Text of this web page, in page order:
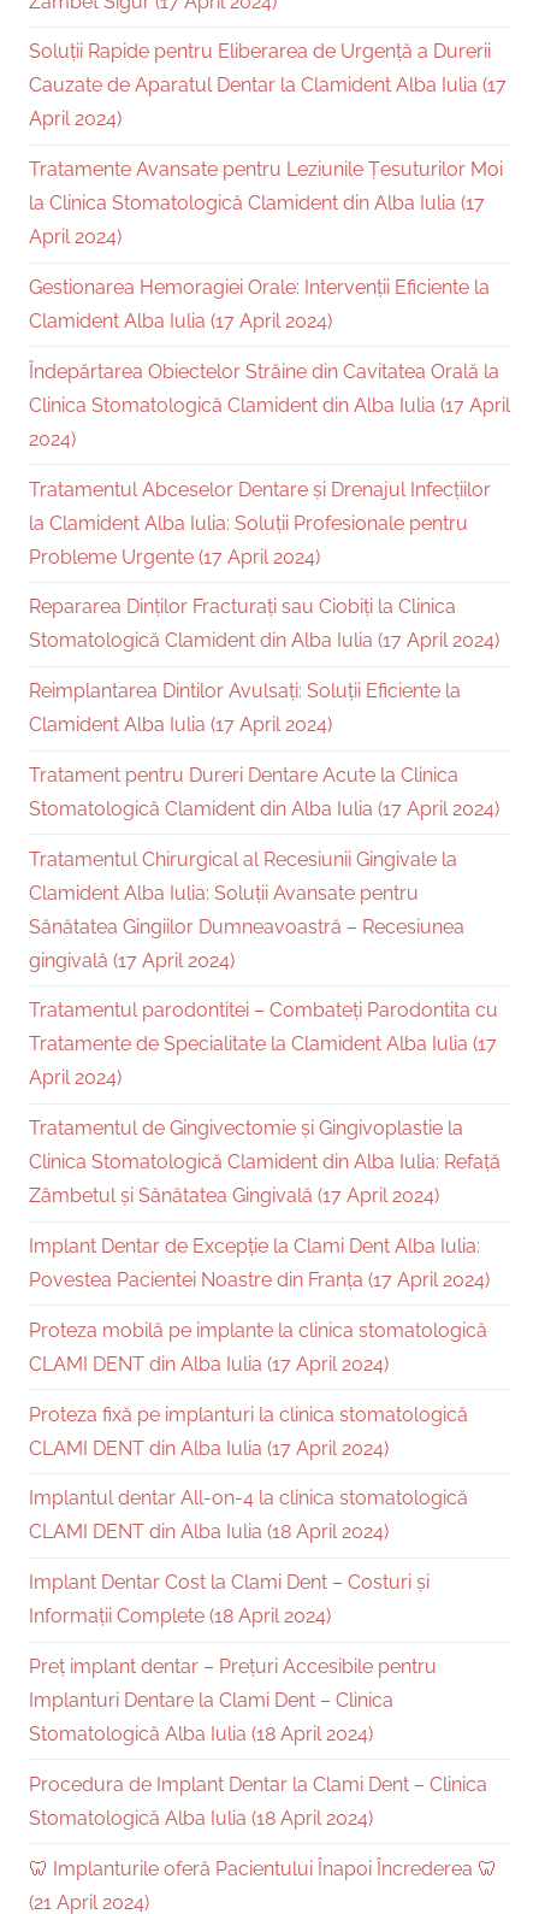
Soluții Rapide pentru Eliberarea de Urgență a Durerii
Cauzate de Aparatul Dentar la Clamident Alba Iulia (17
April 2024)
Tratamente Avansate pentru Leziunile Țesuturilor Moi
la Clinica Stomatologică Clamident din Alba Iulia (17
April 2024)
Gestionarea Hemoragiei Orale: Intervenții Eficiente la
Clamident Alba Iulia (17 April 2024)
Îndepărtarea Obiectelor Străine din Cavitatea Orală la
Clinica Stomatologică Clamident din Alba Iulia (17 April
2024)
Tratamentul Abceselor Dentare și Drenajul Infecțiilor
la Clamident Alba Iulia: Soluții Profesionale pentru
Probleme Urgente (17 April 2024)
Repararea Dinților Fracturați sau Ciobiți la Clinica
Stomatologică Clamident din Alba Iulia (17 April 2024)
Reimplantarea Dintilor Avulsați: Soluții Eficiente la
Clamident Alba Iulia (17 April 2024)
Tratament pentru Dureri Dentare Acute la Clinica
Stomatologică Clamident din Alba Iulia (17 April 2024)
Tratamentul Chirurgical al Recesiunii Gingivale la
Clamident Alba Iulia: Soluții Avansate pentru
Sănătatea Gingiilor Dumneavoastră – Recesiunea
gingivală (17 April 2024)
Tratamentul parodontitei – Combateți Parodontita cu
Tratamente de Specialitate la Clamident Alba Iulia (17
April 2024)
Tratamentul de Gingivectomie și Gingivoplastie la
Clinica Stomatologică Clamident din Alba Iulia: Refață
Zâmbetul și Sănătatea Gingivală (17 April 2024)
Implant Dentar de Excepție la Clami Dent Alba Iulia:
Povestea Pacientei Noastre din Franța (17 April 2024)
Proteza mobilă pe implante la clinica stomatologică
CLAMI DENT din Alba Iulia (17 April 2024)
Proteza fixă pe implanturi la clinica stomatologică
CLAMI DENT din Alba Iulia (17 April 2024)
Implantul dentar All-on-4 la clinica stomatologică
CLAMI DENT din Alba Iulia (18 April 2024)
Implant Dentar Cost la Clami Dent – Costuri și
Informații Complete (18 April 2024)
Preț implant dentar – Prețuri Accesibile pentru
Implanturi Dentare la Clami Dent – Clinica
Stomatologică Alba Iulia (18 April 2024)
Procedura de Implant Dentar la Clami Dent – Clinica
Stomatologică Alba Iulia (18 April 2024)
🦷 Implanturile oferă Pacientului Înapoi Încrederea 🦷
(21 April 2024)